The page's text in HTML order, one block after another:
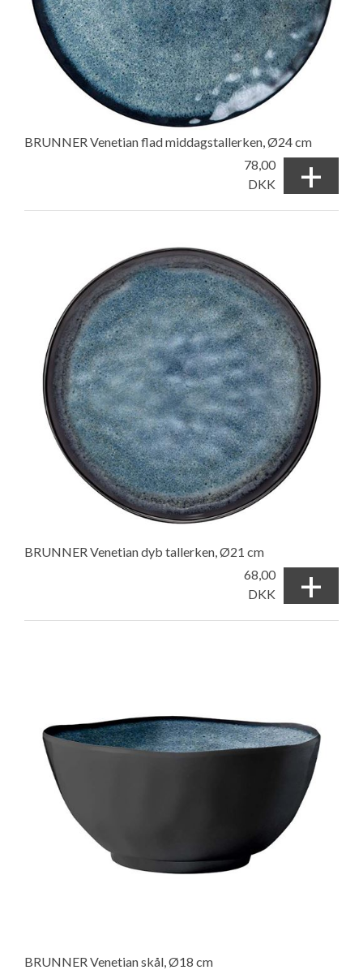
BRUNNER Venetian flad middagstallerken, Ø24 cm
78,00
DKK
+
BRUNNER Venetian dyb tallerken, Ø21 cm
68,00
DKK
+
BRUNNER Venetian skål, Ø18 cm